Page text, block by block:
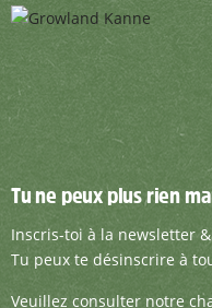
Tu ne peux plus rien
Inscris-toi à la
Tu ne peux plus rien
Inscris-toi à la newsletter
Tu peux te désinscrire à
Veuillez consulter notre